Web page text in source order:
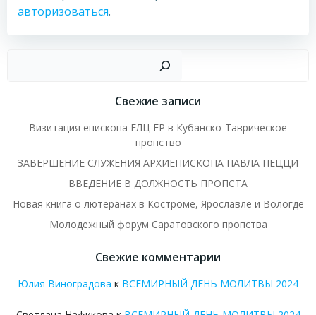
авторизоваться.
Свежие записи
Визитация епископа ЕЛЦ ЕР в Кубанско-Таврическое
пропство
ЗАВЕРШЕНИЕ СЛУЖЕНИЯ АРХИЕПИСКОПА ПАВЛА ПЕЦЦИ
ВВЕДЕНИЕ В ДОЛЖНОСТЬ ПРОПСТА
Новая книга о лютеранах в Костроме, Ярославле и Вологде
Молодежный форум Саратовского пропства
Свежие комментарии
Юлия Виноградова к ВСЕМИРНЫЙ ДЕНЬ МОЛИТВЫ 2024